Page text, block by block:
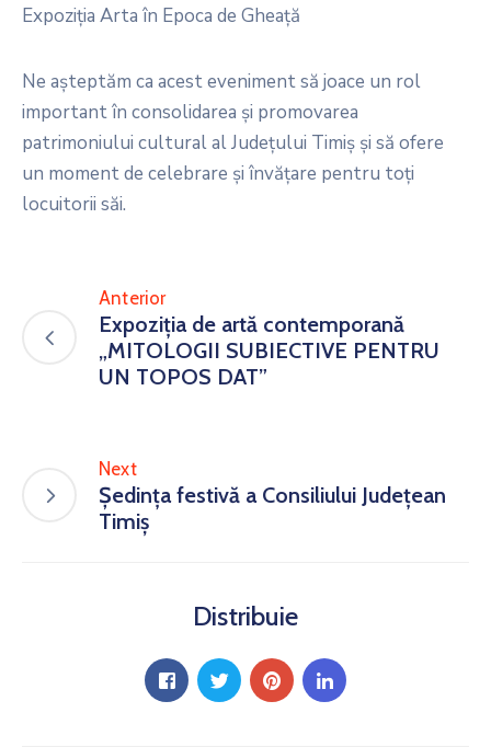
Expoziția Arta în Epoca de Gheață
Ne așteptăm ca acest eveniment să joace un rol
important în consolidarea și promovarea
patrimoniului cultural al Județului Timiș și să ofere
un moment de celebrare și învățare pentru toți
locuitorii săi.
Anterior
Expoziția de artă contemporană
„MITOLOGII SUBIECTIVE PENTRU
UN TOPOS DAT”
Next
Ședința festivă a Consiliului Județean
Timiș
Distribuie